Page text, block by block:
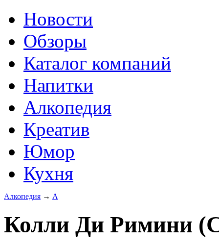
Новости
Обзоры
Каталог компаний
Напитки
Алкопедия
Креатив
Юмор
Кухня
Алкопедия → А
Колли Ди Римини